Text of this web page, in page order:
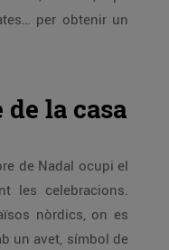
per obtenir un
de la casa
de Nadal ocupi el
les celebracions.
nòrdics, on es
un avet, símbol de